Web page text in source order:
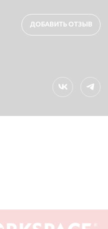
ДОБАВИТЬ ОТЗЫВ